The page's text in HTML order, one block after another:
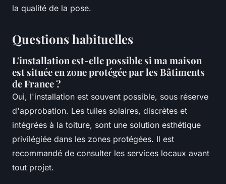
la qualité de la pose.
Questions habituelles
L'installation est-elle possible si ma maison
est située en zone protégée par les Bâtiments
de France ?
Oui, l'installation est souvent possible, sous réserve
d'approbation. Les tuiles solaires, discrètes et
intégrées à la toiture, sont une solution esthétique
privilégiée dans les zones protégées. Il est
recommandé de consulter les services locaux avant
tout projet.